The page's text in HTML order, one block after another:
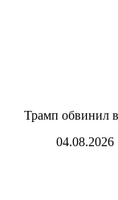
Трамп обвинил
04.08.2026